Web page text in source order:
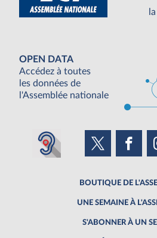
OPEN DATA
Accédez à toutes
les données de
l'Assemblée nationale
BOUTIQUE DE
UNE SEMAINE À
S'ABONNER À UN